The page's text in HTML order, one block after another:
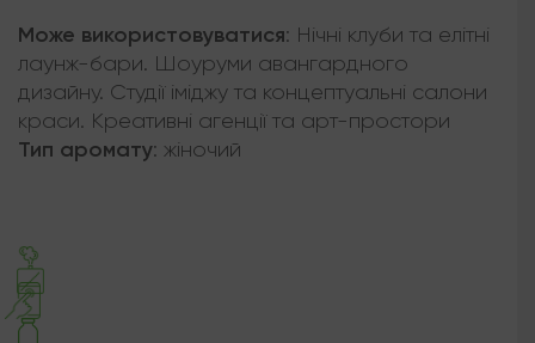
Може використовуватися: Нічні клуби та елітні
лаунж-бари. Шоуруми авангардного
дизайну. Студії іміджу та концептуальні салони
краси. Креативні агенції та арт-простори
Тип аромату: жіночий